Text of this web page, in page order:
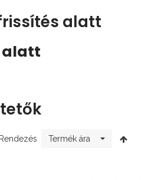
alatt
alatt
Rendezés Termék ára